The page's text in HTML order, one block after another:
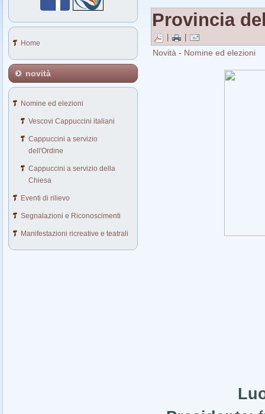
Home
novità
Nomine ed elezioni
Vescovi Cappuccini italiani
Cappuccini a servizio
dell'Ordine
Cappuccini a servizio della
Chiesa
Eventi di rilievo
Segnalazioni e Riconoscimenti
Manifestazioni ricreative e teatrali
Provincia
Novità - Nomine ed elezioni